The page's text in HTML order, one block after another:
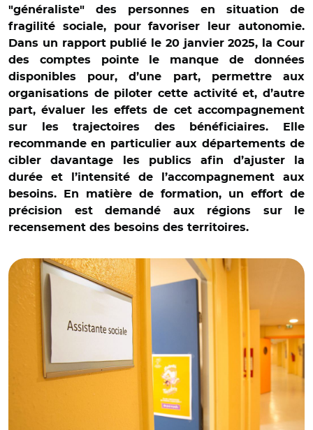
"généraliste" des personnes en situation de
fragilité sociale, pour favoriser leur autonomie.
Dans un rapport publié le 20 janvier 2025, la Cour
des comptes pointe le manque de données
disponibles pour, d’une part, permettre aux
organisations de piloter cette activité et, d’autre
part, évaluer les effets de cet accompagnement
sur les trajectoires des bénéficiaires. Elle
recommande en particulier aux départements de
cibler davantage les publics afin d’ajuster la
durée et l’intensité de l’accompagnement aux
besoins. En matière de formation, un effort de
précision est demandé aux régions sur le
recensement des besoins des territoires.